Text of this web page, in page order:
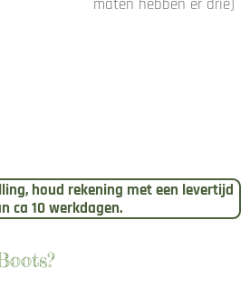
maten hebben er drie)
houd rekening met een levertijd
ca 10 werkdagen.